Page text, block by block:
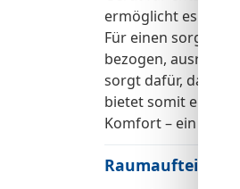
ermöglicht es
Für einen
bezogen,
sorgt dafür, dass
bietet somit eine
Komfort – ein
Raumaufteilung